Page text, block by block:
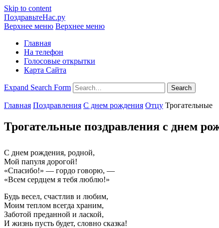
Skip to content
ПоздравьтеНас.ру
Верхнее меню Верхнее меню
Главная
На телефон
Голосовые открытки
Карта Сайта
Expand Search Form Search
Главная Поздравления С днем рождения Отцу Трогательные
Трогательные поздравления с днем
С днем рождения, родной,
Мой папуля дорогой!
«Спасибо!» — гордо говорю, —
«Всем сердцем я тебя люблю!»
Будь весел, счастлив и любим,
Моим теплом всегда храним,
Заботой преданной и лаской,
И жизнь пусть будет, словно сказка!